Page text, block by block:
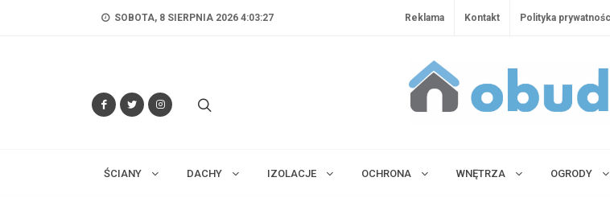
SOBOTA, 8 SIERPNIA 2026 4:03:29 Reklama Kontakt Polityka
ŚCIANY DACHY IZOLACJE OCHRONA WNĘTRZA OGRODY